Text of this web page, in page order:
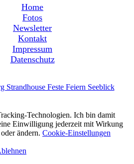
Home
Fotos
Newsletter
Kontakt
Impressum
Datenschutz
Technologien. Ich bin damit
Einwilligung jederzeit mit Wirkung
ändern. Cookie-Einstellungen